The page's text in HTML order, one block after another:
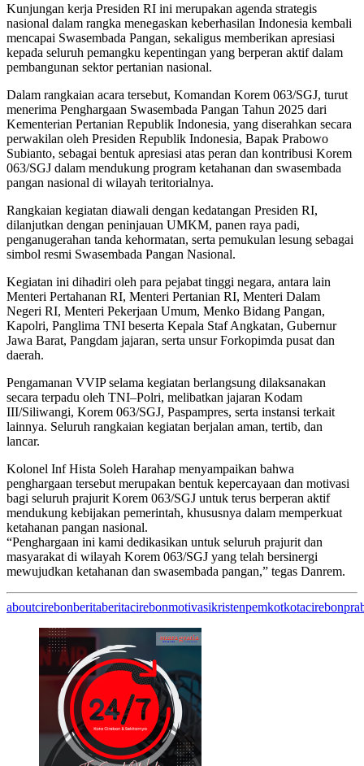
Kunjungan kerja Presiden RI ini merupakan agenda strategis
nasional dalam rangka menegaskan keberhasilan Indonesia kembali
mencapai Swasembada Pangan, sekaligus memberikan apresiasi
kepada seluruh pemangku kepentingan yang berperan aktif dalam
pembangunan sektor pertanian nasional.
Dalam rangkaian acara tersebut, Komandan Korem 063/SGJ, turut
menerima Penghargaan Swasembada Pangan Tahun 2025 dari
Kementerian Pertanian Republik Indonesia, yang diserahkan secara
perwakilan oleh Presiden Republik Indonesia, Bapak Prabowo
Subianto, sebagai bentuk apresiasi atas peran dan kontribusi Korem
063/SGJ dalam mendukung program ketahanan dan swasembada
pangan nasional di wilayah teritorialnya.
Rangkaian kegiatan diawali dengan kedatangan Presiden RI,
dilanjutkan dengan peninjauan UMKM, panen raya padi,
penganugerahan tanda kehormatan, serta pemukulan lesung sebagai
simbol resmi Swasembada Pangan Nasional.
Kegiatan ini dihadiri oleh para pejabat tinggi negara, antara lain
Menteri Pertahanan RI, Menteri Pertanian RI, Menteri Dalam
Negeri RI, Menteri Pekerjaan Umum, Menko Bidang Pangan,
Kapolri, Panglima TNI beserta Kepala Staf Angkatan, Gubernur
Jawa Barat, Pangdam jajaran, serta unsur Forkopimda pusat dan
daerah.
Pengamanan VVIP selama kegiatan berlangsung dilaksanakan
secara terpadu oleh TNI–Polri, melibatkan jajaran Kodam
III/Siliwangi, Korem 063/SGJ, Paspampres, serta instansi terkait
lainnya. Seluruh rangkaian kegiatan berjalan aman, tertib, dan
lancar.
Kolonel Inf Hista Soleh Harahap menyampaikan bahwa
penghargaan tersebut merupakan bentuk kepercayaan dan motivasi
bagi seluruh prajurit Korem 063/SGJ untuk terus berperan aktif
mendukung kebijakan pemerintah, khususnya dalam memperkuat
ketahanan pangan nasional.
“Penghargaan ini kami dedikasikan untuk seluruh prajurit dan
masyarakat di wilayah Korem 063/SGJ yang telah bersinergi
mewujudkan ketahanan dan swasembada pangan,” tegas Danrem.
aboutcirebonberitaberitacirebonmotivasikristenpemkotkotacirebon